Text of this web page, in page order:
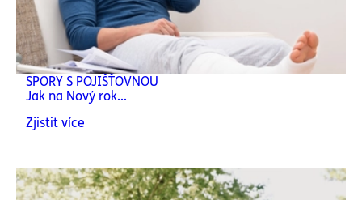
SPORY S POJIŠŤOVNOU
Jak na Nový rok...
Zjistit více